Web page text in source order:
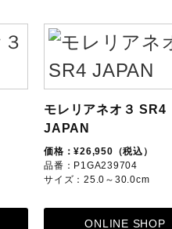
モレリアネオ３ SR4
JAPAN
価格：¥26,950（税込）
品番：P1GA239704
サイズ：25.0～30.0cm
ONLINE SHOP